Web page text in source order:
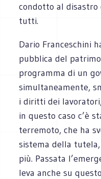
condotto al disastro
tutti.
Dario Franceschini
pubblica del
programma di un
simultaneamente,
i diritti dei
in questo caso c’è
terremoto, che ha
sistema della
più. Passata
leva anche su